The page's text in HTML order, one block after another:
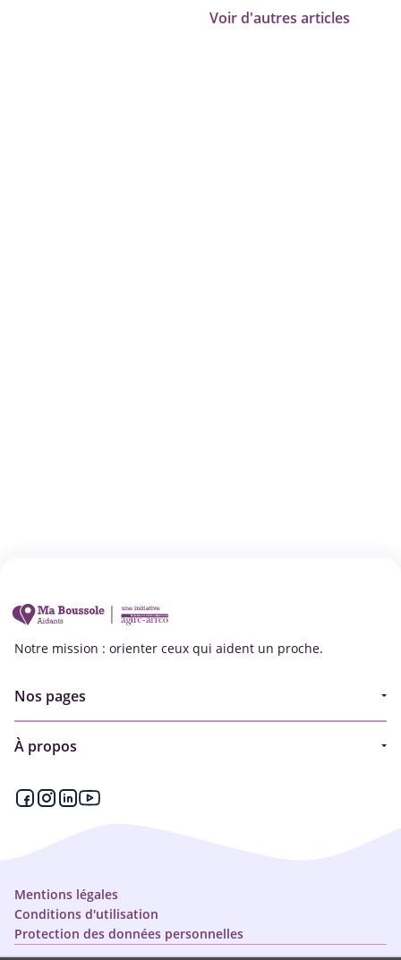
Voir d'autres articles
Notre mission : orienter ceux qui aident un proche.
Nos pages
Aides financières et congés
À propos
Qui sommes-nous ?
Mentions légales
Conditions d'utilisation
Protection des données personnelles